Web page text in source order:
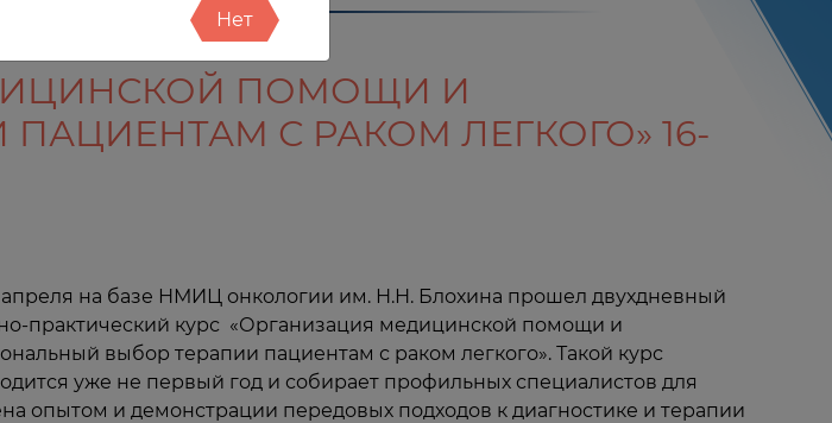
Нет
ПОМОЩИ И
С РАКОМ ЛЕГКОГО» 16-
апреля на базе НМИЦ онкологии им. Н.Н. Блохина прошел двухдневный
практический курс «Организация медицинской помощи и
выбор терапии пациентам с раком легкого». Такой курс
уже не первый год и собирает профильных специалистов для
опытом и демонстрации передовых подходов к диагностике и терапии